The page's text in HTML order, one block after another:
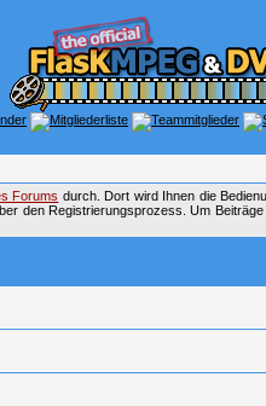
Forums durch. Dort wird Ihnen die
den Registrierungsprozess. Um